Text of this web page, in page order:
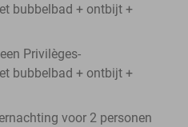
bubbelbad + ontbijt +
Privilèges-
bubbelbad + ontbijt +
voor 2 personen